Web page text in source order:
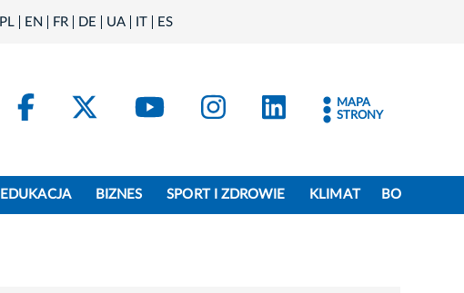
PL EN FR DE UA IT ES
FacebookKraków - X
Kraków - YouTube
Kraków - Instagram
Kraków -
MAPA
STRONY
EDUKACJA BIZNES SPORT I ZDROWIE KLIMAT BO